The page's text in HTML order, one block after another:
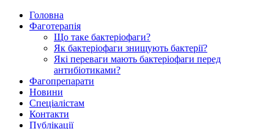
Головна
Фаготерапія
Що таке бактеріофаги?
Як бактеріофаги знищують бактерії?
Які переваги мають бактеріофаги перед
антибіотиками?
Фагопрепарати
Новини
Спеціалістам
Контакти
Публікації